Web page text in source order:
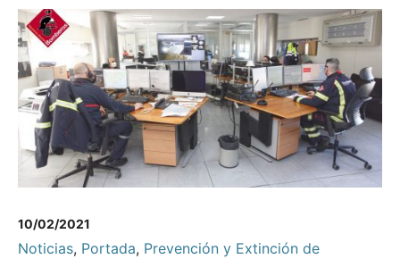
10/02/2021
Noticias, Portada, Prevención y Extinción de